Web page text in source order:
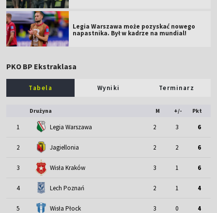
Legia Warszawa może pozyskać nowego
napastnika. Był w kadrze na mundial!
PKO BP Ekstraklasa
Tabela Wyniki Terminarz
Drużyna M +/- Pkt
1 Legia Warszawa 2 3 6
2 Jagiellonia 2 2 6
3 Wisła Kraków 3 1 6
4 Lech Poznań 2 1 4
5 Wisła Płock 3 0 4